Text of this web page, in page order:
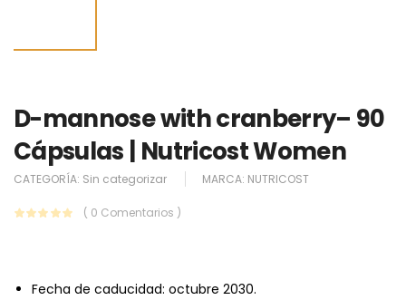
D-mannose with cranberry– 90
Cápsulas | Nutricost Women
CATEGORÍA: Sin categorizar MARCA: NUTRICOST
( 0 Comentarios )
Fecha de caducidad: octubre 2030.